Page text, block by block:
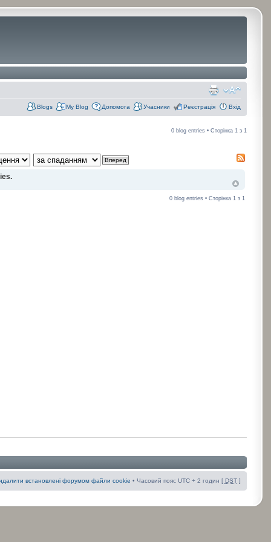
Blogs My Blog Допомога Учасники Реєстрація Вхід
0 blog entries • Сторінка 1з 1
0 blog entries • Сторінка1 з1
встановлені форумом файли cookie • Часовий пояс UTC + 2 годин [ DST]